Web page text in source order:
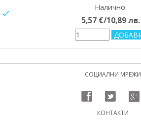
Налично:
5,57 €/10,89 лв.
СОЦИАЛНИ МРЕЖИ
КОНТАКТИ